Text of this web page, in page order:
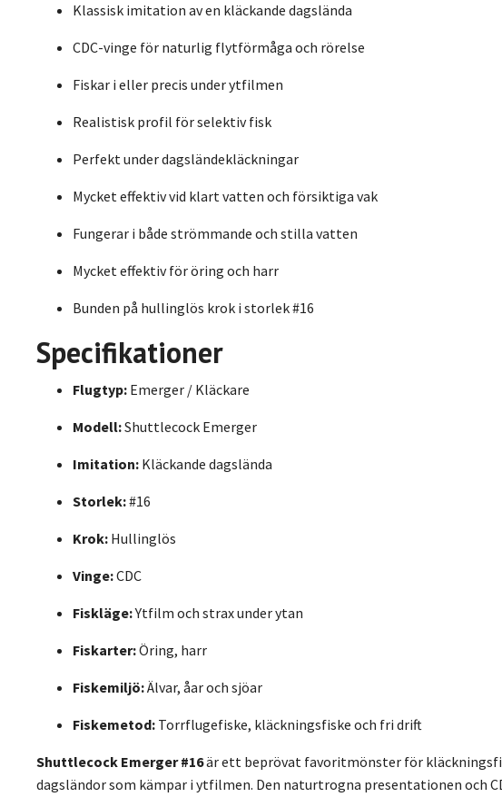
Klassisk imitation av en kläckande dagslända
CDC-vinge för naturlig flytförmåga och rörelse
Fiskar i eller precis under ytfilmen
Realistisk profil för selektiv fisk
Perfekt under dagsländekläckningar
Mycket effektiv vid klart vatten och försiktiga vak
Fungerar i både strömmande och stilla vatten
Mycket effektiv för öring och harr
Bunden på hullinglös krok i storlek #16
Specifikationer
Flugtyp: Emerger / Kläckare
Modell:Shuttlecock Emerger
Imitation: Kläckande dagslända
Storlek:#16
Krok: Hullinglös
Vinge:CDC
Fiskläge:Ytfilm och strax under ytan
Fiskarter:Öring, harr
Fiskemiljö:Älvar, åar och sjöar
Fiskemetod: Torrflugefiske, kläckningsfiske och fri drift
Shuttlecock Emerger #16är ett beprövat favoritmönster för
dagsländor som kämpar i ytfilmen. Den naturtrogna presentationen och